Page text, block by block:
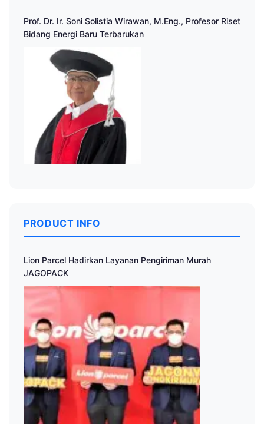
Prof. Dr. Ir. Soni Solistia Wirawan, M.Eng., Profesor Riset
Bidang Energi Baru Terbarukan
PRODUCT INFO
Lion Parcel Hadirkan Layanan Pengiriman Murah
JAGOPACK